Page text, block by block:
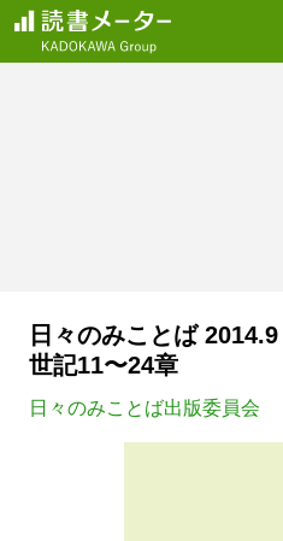
日々のみことば
世記11〜24章
日々のみことば出版委員会